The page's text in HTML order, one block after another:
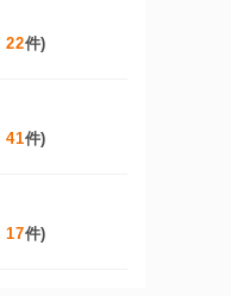
22件)
41件)
17件)